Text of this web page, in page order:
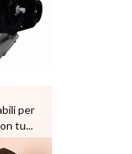
per
tu...